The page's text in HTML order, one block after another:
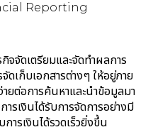
Reporting
จจัดเตรียมและจัดทำผลการ
ดเก็บเอกสารต่างๆ ให้อยู่ภาย
ายต่อการค้นหาและนำข้อมูลมา
ารเงินได้รับการจัดการอย่างมี
ารเงินได้รวดเร็วยิ่งขึ้น